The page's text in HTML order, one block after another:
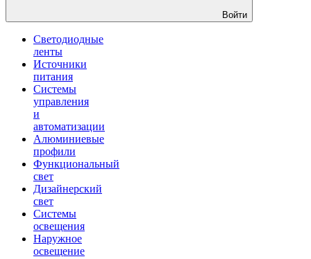
Войти
Светодиодные
ленты
Источники
питания
Системы
управления
и
автоматизации
Алюминиевые
профили
Функциональный
свет
Дизайнерский
свет
Системы
освещения
Наружное
освещение